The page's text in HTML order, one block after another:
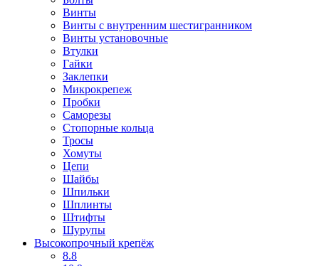
Винты
Винты с внутренним шестигранником
Винты установочные
Втулки
Гайки
Заклепки
Микрокрепеж
Пробки
Саморезы
Стопорные кольца
Тросы
Хомуты
Цепи
Шайбы
Шпильки
Шплинты
Штифты
Шурупы
Высокопрочный крепёж
8.8